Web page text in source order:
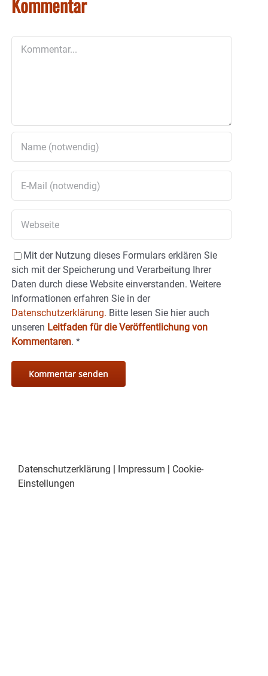
Mit der Nutzung dieses Formulars erklären Sie
sich mit der Speicherung und Verarbeitung Ihrer
Daten durch diese Website einverstanden. Weitere
Informationen erfahren Sie in der
Datenschutzerklärung. Bitte lesen Sie hier auch
unseren Leitfaden für die Veröffentlichung von
Kommentaren. *
Datenschutzerklärung Impressum
Cookie-
Einstellungen